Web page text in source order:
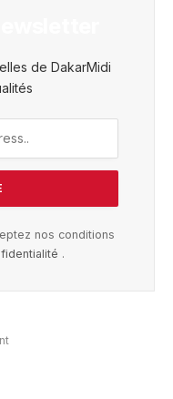
de DakarMidi
nos conditions
.